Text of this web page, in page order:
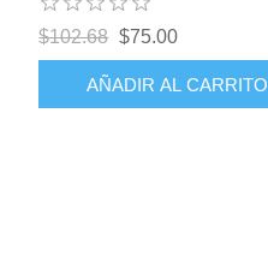
$102.68 $75.00
AÑADIR AL CARRITO